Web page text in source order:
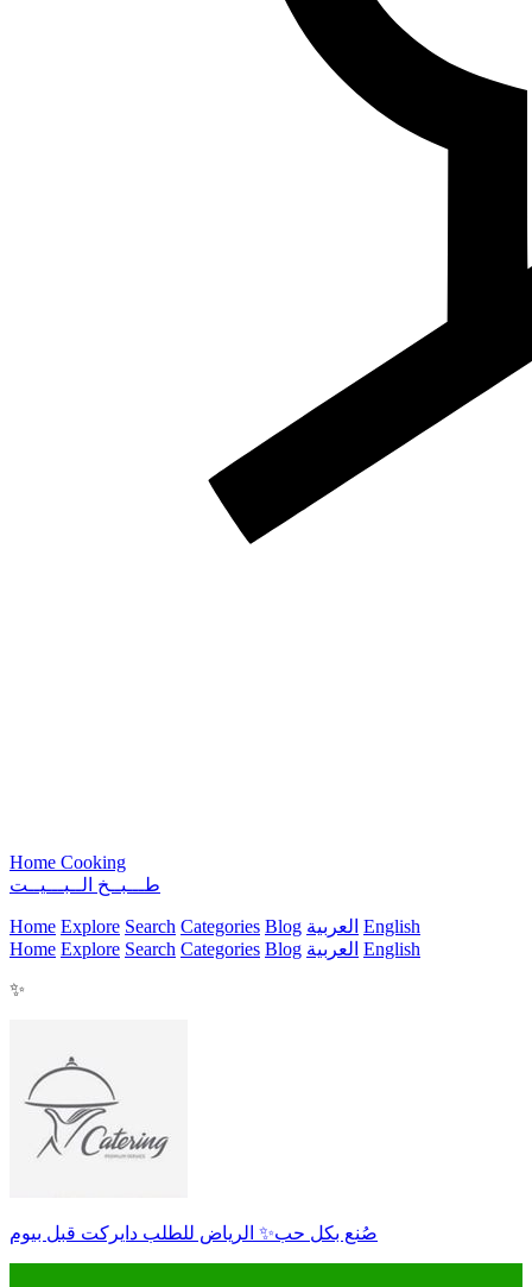
Home Cooking
طـــبــخ الــبـــيــت
Home Explore Search Categories Blog العربية English
Home Explore Search Categories Blog العربية English
✨
صُنع بكل حب✨ الرياض للطلب دايركت قبل بيوم